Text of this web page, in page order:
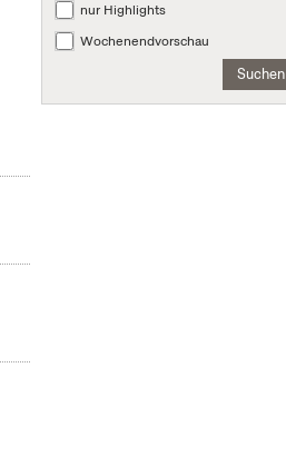
nur Highlights
Wochenendvorschau
Suchen